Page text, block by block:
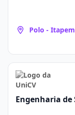
Polo -
Engenharia de